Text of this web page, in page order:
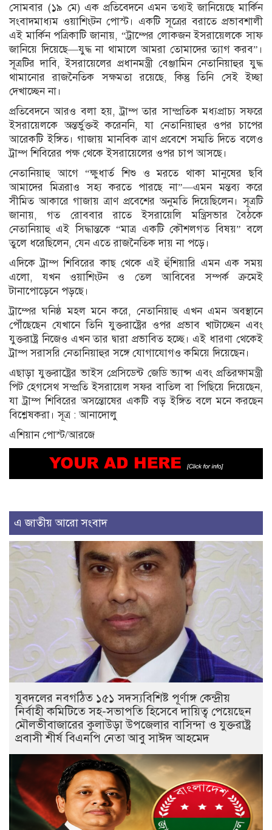
সোমবার (১৯ মে) এক প্রতিবেদনে এমন তথ্যই জানিয়েছে মার্কিন
সংবাদমাধ্যম ওয়াশিংটন পোস্ট। একটি সূত্রের বরাতে প্রভাবশালী
এই মার্কিন পত্রিকাটি জানায়, “ট্রাম্পের লোকজন ইসরায়েলকে সাফ
জানিয়ে দিয়েছে—যুদ্ধ না থামালে আমরা তোমাদের ত্যাগ করব”।
সূত্রটির দাবি, ইসরায়েলের প্রধানমন্ত্রী বেঞ্জামিন নেতানিয়াহুর যুদ্ধ
থামানোর রাজনৈতিক সক্ষমতা রয়েছে, কিন্তু তিনি সেই ইচ্ছা
দেখাচ্ছেন না।
প্রতিবেদনে আরও বলা হয়, ট্রাম্প তার সাম্প্রতিক মধ্যপ্রাচ্য সফরে
ইসরায়েলকে অন্তর্ভুক্তই করেননি, যা নেতানিয়াহুর ওপর চাপের
আরেকটি ইঙ্গিত। গাজায় মানবিক ত্রাণ প্রবেশে সম্মতি দিতে বলেও
ট্রাম্প শিবিরের পক্ষ থেকে ইসরায়েলের ওপর চাপ আসছে।
নেতানিয়াহু আগে “ক্ষুধার্ত শিশু ও মরতে থাকা মানুষের ছবি
আমাদের মিত্ররাও সহ্য করতে পারছে না”—এমন মন্তব্য করে
সীমিত আকারে গাজায় ত্রাণ প্রবেশের অনুমতি দিয়েছিলেন। সূত্রটি
জানায়, গত রোববার রাতে ইসরায়েলি মন্ত্রিসভার বৈঠকে
নেতানিয়াহু এই সিদ্ধান্তকে “মাত্র একটি কৌশলগত বিষয়” বলে
তুলে ধরেছিলেন, যেন এতে রাজনৈতিক দায় না পড়ে।
এদিকে ট্রাম্প শিবিরের কাছ থেকে এই হুঁশিয়ারি এমন এক সময়
এলো, যখন ওয়াশিংটন ও তেল আবিবের সম্পর্ক ক্রমেই
টানাপোড়েনে পড়ছে।
ট্রাম্পের ঘনিষ্ঠ মহল মনে করে, নেতানিয়াহু এখন এমন অবস্থানে
পৌঁছেছেন যেখানে তিনি যুক্তরাষ্ট্রের ওপর প্রভাব খাটাচ্ছেন এবং
যুক্তরাষ্ট্র নিজেও এখন তার দ্বারা প্রভাবিত হচ্ছে। এই ধারণা থেকেই
ট্রাম্প সরাসরি নেতানিয়াহুর সঙ্গে যোগাযোগও কমিয়ে দিয়েছেন।
এছাড়া যুক্তরাষ্ট্রের ভাইস প্রেসিডেন্ট জেডি ভ্যান্স এবং প্রতিরক্ষামন্ত্রী
পিট হেগসেথ সম্প্রতি ইসরায়েল সফর বাতিল বা পিছিয়ে দিয়েছেন,
যা ট্রাম্প শিবিরের অসন্তোষের একটি বড় ইঙ্গিত বলে মনে করছেন
বিশ্লেষকরা। সূত্র : আনাদোলু
এশিয়ান পোস্ট/আরজে
এ জাতীয় আরো সংবাদ
যুবদলের নবগঠিত ১৫১ সদস্যবিশিষ্ট পূর্ণাঙ্গ কেন্দ্রীয়
নির্বাহী কমিটিতে সহ-সভাপতি হিসেবে দায়িত্ব পেয়েছেন
মৌলভীবাজারের কুলাউড়া উপজেলার বাসিন্দা ও যুক্তরাষ্ট্র
প্রবাসী শীর্ষ বিএনপি নেতা আবু সাঈদ আহমেদ